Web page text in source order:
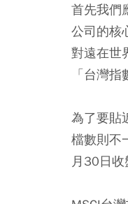
首先我們
公司的核
對遠在世
「台灣
為了要貼
檔數則不
月30日收